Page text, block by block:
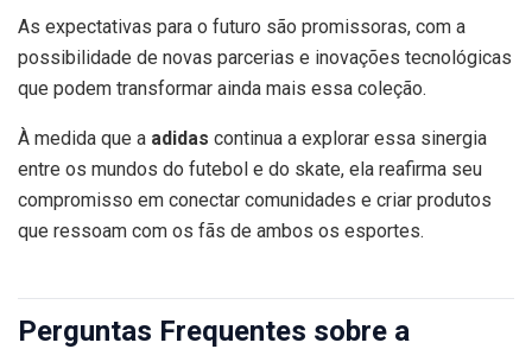
As expectativas para o futuro são promissoras, com a
possibilidade de novas parcerias e inovações tecnológicas
que podem transformar ainda mais essa coleção.
À medida que a adidas continua a explorar essa sinergia
entre os mundos do futebol e do skate, ela reafirma seu
compromisso em conectar comunidades e criar produtos
que ressoam com os fãs de ambos os esportes.
Perguntas Frequentes sobre a